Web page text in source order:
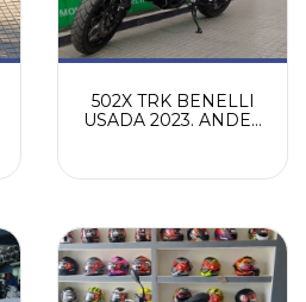
502X TRK BENELLI
USADA 2023. ANDES